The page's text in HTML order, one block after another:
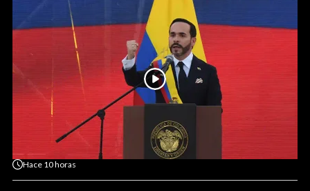
Hace 10 horas